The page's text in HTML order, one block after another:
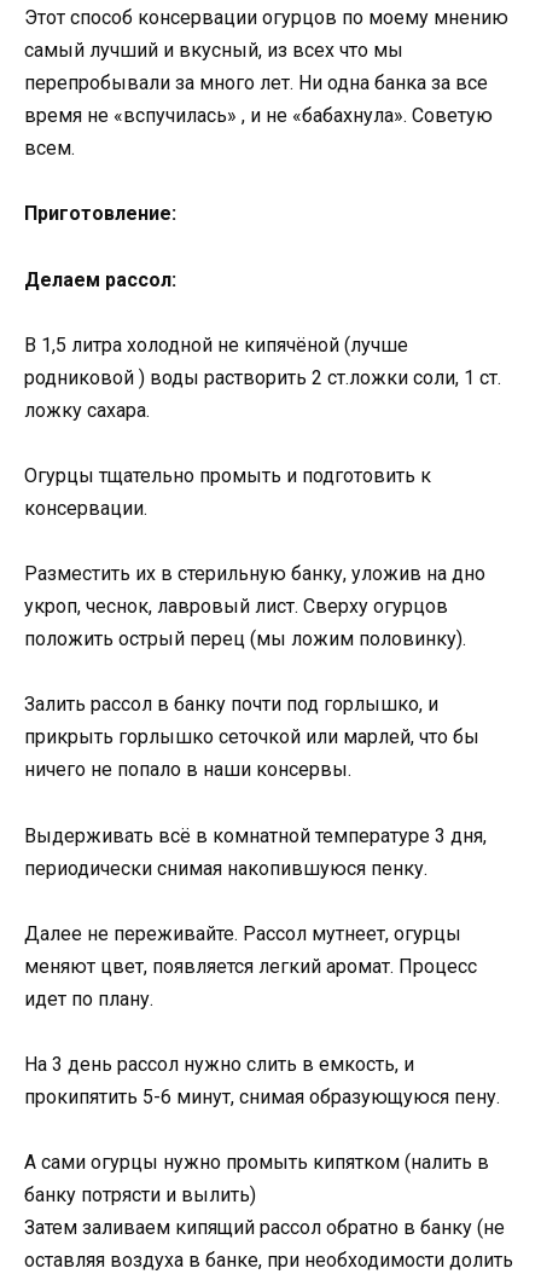
Этот способ консервации огурцов по моему мнению
самый лучший и вкусный, из всех что мы
перепробывали за много лет. Ни одна банка за все
время не «вспучилась» , и не «бабахнула». Советую
всем.
Приготовление:
Делаем рассол:
В 1,5 литра холодной не кипячёной (лучше
родниковой ) воды растворить 2 ст.ложки соли, 1 ст.
ложку сахара.
Огурцы тщательно промыть и подготовить к
консервации.
Разместить их в стерильную банку, уложив на дно
укроп, чеснок, лавровый лист. Сверху огурцов
положить острый перец (мы ложим половинку).
Залить рассол в банку почти под горлышко, и
прикрыть горлышко сеточкой или марлей, что бы
ничего не попало в наши консервы.
Выдерживать всё в комнатной температуре 3 дня,
периодически снимая накопившуюся пенку.
Далее не переживайте. Рассол мутнеет, огурцы
меняют цвет, появляется легкий аромат. Процесс
идет по плану.
На 3 день рассол нужно слить в емкость, и
прокипятить 5-6 минут, снимая образующуюся пену.
А сами огурцы нужно промыть кипятком (налить в
банку потрясти и вылить)
Затем заливаем кипящий рассол обратно в банку (не
оставляя воздуха в банке, при необходимости долить